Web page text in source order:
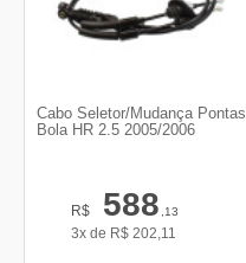
Cabo Seletor/Mudança Pontas
Bola HR 2.5 2005/2006
R$ 588,13
3x de R$ 202,11